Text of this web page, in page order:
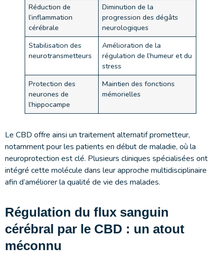
Réduction de
l’inflammation
cérébrale
Diminution de la
progression des dégâts
neurologiques
Stabilisation des
neurotransmetteurs
Amélioration de la
régulation de l’humeur et du
stress
Protection des
neurones de
l’hippocampe
Maintien des fonctions
mémorielles
Le CBD offre ainsi un traitement alternatif prometteur,
notamment pour les patients en début de maladie, où la
neuroprotection est clé. Plusieurs cliniques spécialisées ont
intégré cette molécule dans leur approche multidisciplinaire
afin d’améliorer la qualité de vie des malades.
Régulation du flux sanguin
cérébral par le CBD : un atout
méconnu